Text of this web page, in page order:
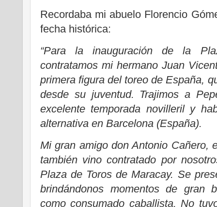
Recordaba mi abuelo Florencio
fecha histórica:
“Para la inauguración de la
contratamos mi hermano Juan
primera figura del toreo de España,
desde su juventud. Trajimos a
excelente temporada novilleril y
alternativa en Barcelona (España).
Mi gran amigo don Antonio Cañero,
también vino contratado por
Plaza de Toros de Maracay. Se
brindándonos momentos de gran
como consumado caballista. No